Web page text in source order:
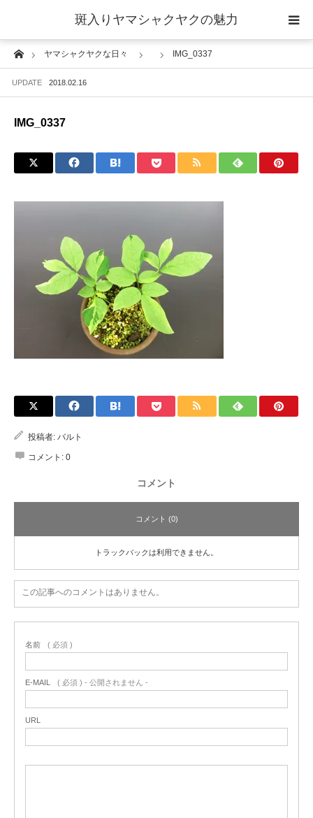
斑入りヤマシャクヤクの魅力
Homeヤマシャクヤクな日々 IMG_0337
UPDATE 2018.02.16
IMG_0337
投稿者: バルト
コメント: 0
コメント
コメント (0)
トラックバックは利用できません。
この記事へのコメントはありません。
名前 ( 必須 )
E-MAIL ( 必須 ) - 公開されません -
URL
当サイトについて
斑入りヤマシャクヤクの魅力 ギャラリー